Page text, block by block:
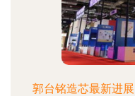
郭台铭造芯最新进